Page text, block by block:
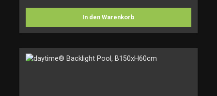
In den Warenkorb